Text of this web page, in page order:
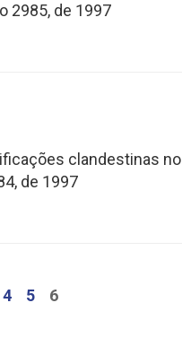
2985, de 1997
clandestinas
de 1997
4 5 6